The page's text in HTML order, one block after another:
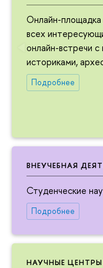
Онлайн-площадка
всех
онлайн-встречи
историками,
Подробнее
ВНЕУЧЕБНАЯ
Студенческие
Подробнее
НАУЧНЫЕ ЦЕНТРЫ